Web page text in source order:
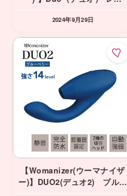
挿入バイブ ⭐️期間限定
2024年9月29日
【Womanizer(ウーマナイザ
ー)】DUO2(デュオ2) ブルー